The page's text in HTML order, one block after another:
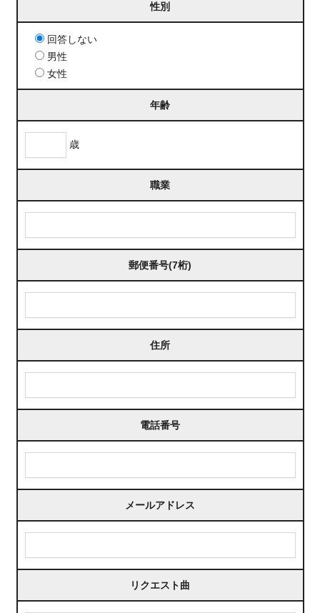
性別
回答しない
男性
女性
年齢
歳
職業
郵便番号(7桁)
住所
電話番号
メールアドレス
リクエスト曲